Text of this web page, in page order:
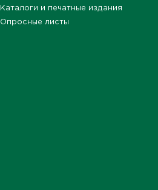
Каталоги и печатные издания
Опросные листы